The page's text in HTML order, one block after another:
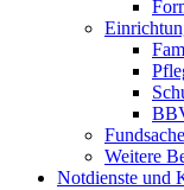
Weitere
Notdienste und